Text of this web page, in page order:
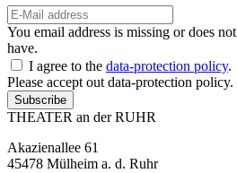
You email address is missing or does
have.
I agree to the data-protection policy.
Please accept out data-protection policy.
Subscribe
THEATER an der RUHR
Akazienallee 61
45478 Mülheim a. d. Ruhr